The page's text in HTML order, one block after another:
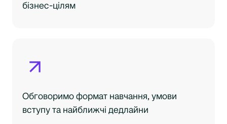
бізнес-цілям
Обговоримо формат навчання, умови
вступу та найближчі дедлайни